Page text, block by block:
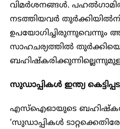
വിമർശനങ്ങൾ.
നടത്തിയവർ
സാഹചര്യത്തിൽ
സുഡാപ്പികൾ ഇന്ത്യ
എസ്‌ഐഓയുടെ
‘സുഡാപ്പികൾ